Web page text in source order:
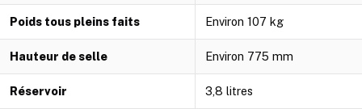
Poids tous pleins faits Environ 107 kg
Hauteur de selle Environ 775 mm
Réservoir 3,8 litres